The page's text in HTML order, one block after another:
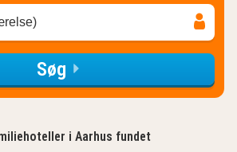
Søg
i Aarhus fundet